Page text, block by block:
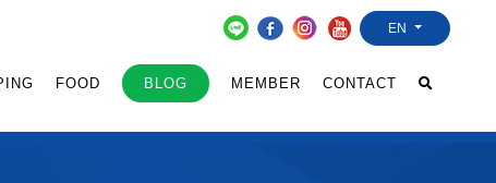
EN
FOOD BLOG MEMBER CONTACT